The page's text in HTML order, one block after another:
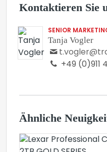
Kontaktieren Sie
SENIOR
Tanja Vogler
+49 (0)911
Ähnliche